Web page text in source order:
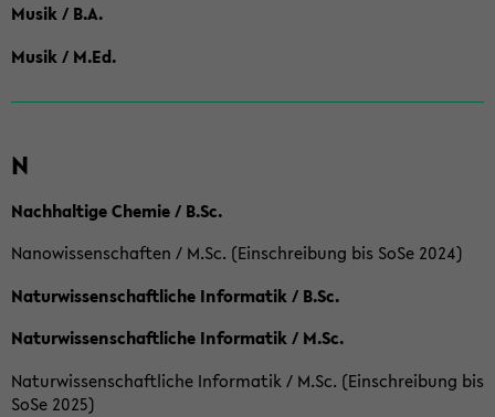
Musik / B.A.
Musik / M.Ed.
N
Nachhaltige Chemie / B.Sc.
Nanowissenschaften / M.Sc. (Einschreibung bis SoSe 2024)
Naturwissenschaftliche Informatik / B.Sc.
Naturwissenschaftliche Informatik / M.Sc.
Naturwissenschaftliche Informatik / M.Sc. (Einschreibung bis
SoSe 2025)